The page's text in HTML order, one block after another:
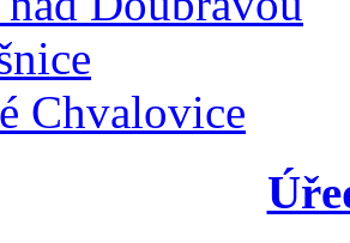
Chvalovice